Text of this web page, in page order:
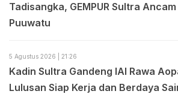
Tadisangka, GEMPUR Sultra
Puuwatu
5 Agustus 2026 | 21:26
Kadin Sultra Gandeng IAI Rawa
Lulusan Siap Kerja dan Berdaya